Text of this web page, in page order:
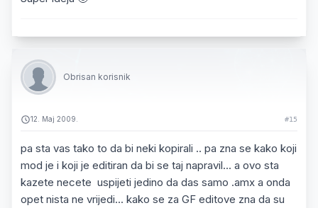
Obrisan korisnik
12. Maj 2009. #15
pa sta vas tako to da bi neki kopirali .. pa zna se kako koji
mod je i koji je editiran da bi se taj napravil... a ovo sta
kazete necete uspijeti jedino da das samo .amx a onda
opet nista ne vrijedi... kako se za GF editove zna da su